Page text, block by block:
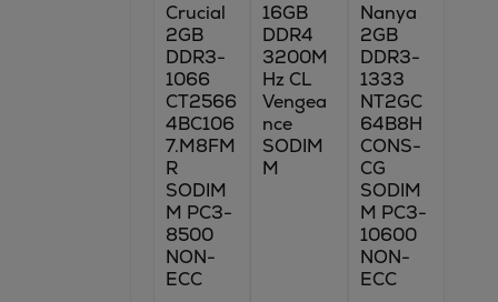
Crucial
2GB
DDR3-
1066
CT2566
4BC106
7.M8FM
R
SODIM
M PC3-
8500
NON-
ECC
16GB
DDR4
3200M
Hz CL
Vengea
nce
SODIM
M
Nanya
2GB
DDR3-
1333
NT2GC
64B8H
CONS-
CG
SODIM
M PC3-
10600
NON-
ECC